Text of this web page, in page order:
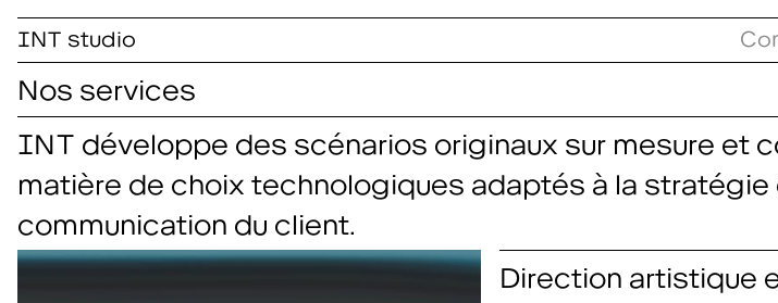
INT studio
Nos services
INT développe des scénarios originaux sur mesure et
matière de choix technologiques adaptés à la stratégie
communication du client.
Direction artistique